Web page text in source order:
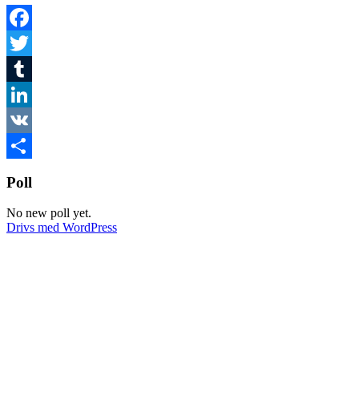
Facebook
Twitter
Tumblr
LinkedIn
VK
Poll
No new poll yet.
Drivs med WordPress